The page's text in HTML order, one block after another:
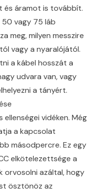
és áramot is továbbít.
vagy 75 láb
meg, milyen messzire
vagy a nyaralójától.
a kábel hosszát a
udvara van, vagy
a tányért.
ellenségei vidéken. Még
a kapcsolat
másodpercre. Ez egy
elkötelezettsége a
orvosolni azáltal, hogy
ösztönöz az